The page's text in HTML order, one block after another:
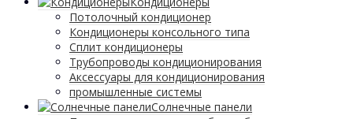
Потолочный кондиционер
Кондиционеры консольного типа
Сплит кондиционеры
Трубопроводы кондиционирования
Аксессуары для кондиционирования
промышленные системы
Солнечные панели